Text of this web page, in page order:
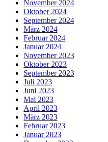
November 2024
Oktober 2024
September 2024
März 2024
Februar 2024
Januar 2024
November 2023
Oktober 2023
September 2023
Juli 2023
Juni 2023
Mai 2023
April 2023
März 2023
Februar 2023
Januar 2023